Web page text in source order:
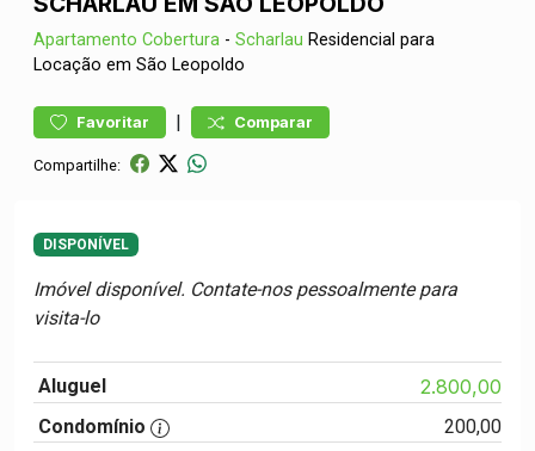
Apartamento Cobertura - Scharlau Residencial para
Locação em São Leopoldo
Favoritar | Comparar
Compartilhe:
DISPONÍVEL
Imóvel disponível. Contate-nos pessoalmente para
visita-lo
Aluguel 2.800,00
Condomínio
200,00